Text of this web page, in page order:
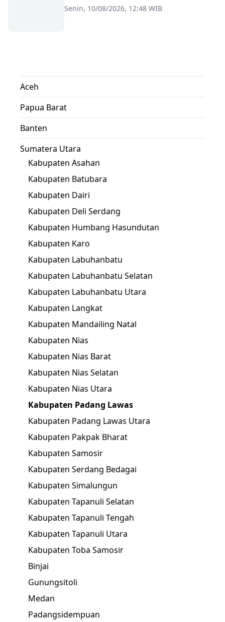
Senin, 10/08/2026, 12:48 WIB
Aceh
Papua Barat
Banten
Sumatera Utara
Kabupaten Asahan
Kabupaten Batubara
Kabupaten Dairi
Kabupaten Deli Serdang
Kabupaten Humbang Hasundutan
Kabupaten Karo
Kabupaten Labuhanbatu
Kabupaten Labuhanbatu Selatan
Kabupaten Labuhanbatu Utara
Kabupaten Langkat
Kabupaten Mandailing Natal
Kabupaten Nias
Kabupaten Nias Barat
Kabupaten Nias Selatan
Kabupaten Nias Utara
Kabupaten Padang Lawas
Kabupaten Padang Lawas Utara
Kabupaten Pakpak Bharat
Kabupaten Samosir
Kabupaten Serdang Bedagai
Kabupaten Simalungun
Kabupaten Tapanuli Selatan
Kabupaten Tapanuli Tengah
Kabupaten Tapanuli Utara
Kabupaten Toba Samosir
Binjai
Gunungsitoli
Medan
Padangsidempuan